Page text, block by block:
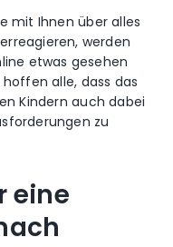
mit Ihnen über alles
werden
etwas gesehen
alle, dass das
Kindern auch dabei
zu
eine